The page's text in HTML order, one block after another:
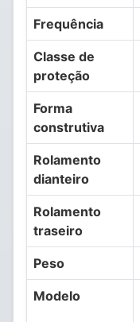
Frequência
Classe de
proteção
Forma
construtiva
Rolamento
dianteiro
Rolamento
traseiro
Peso
Modelo